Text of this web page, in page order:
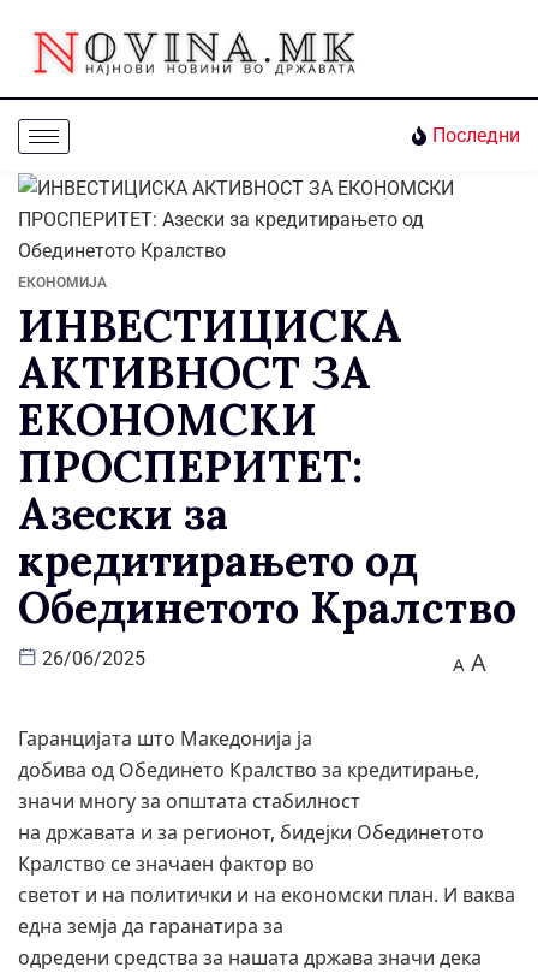
Последни
ЕКОНОМИЈА
ИНВЕСТИЦИСКА
АКТИВНОСТ ЗА
ЕКОНОМСКИ
ПРОСПЕРИТЕТ:
Азески за
кредитирањето од
Обединетото Кралство
26/06/2025 A A
Гаранцијата што Македонија ја
добива од Обединето Кралство за кредитирање,
значи многу за општата стабилност
на државата и за регионот, бидејки Обединетото
Кралство се значаен фактор во
светот и на политички и на економски план. И ваква
една земја да гаранатира за
одредени средства за нашата држава значи дека